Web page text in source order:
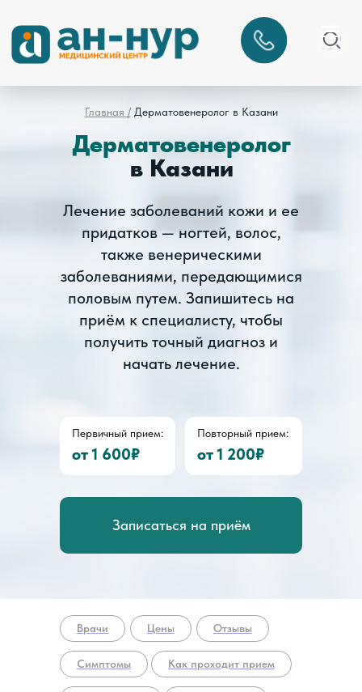
Дерматовенеролог
в Казани
Лечение заболеваний кожи и ее
придатков — ногтей, волос,
также венерическими
заболеваниями, передающимися
половым путем. Запишитесь на
приём к специалисту, чтобы
получить точный диагноз и
начать лечение.
Записаться на приём
Первичный прием:
от 1 600₽
Повторный прием:
от 1 200₽
Главная / Дерматовенеролог в Казани
Врачи Цены Отзывы
Симптомы Как проходит прием